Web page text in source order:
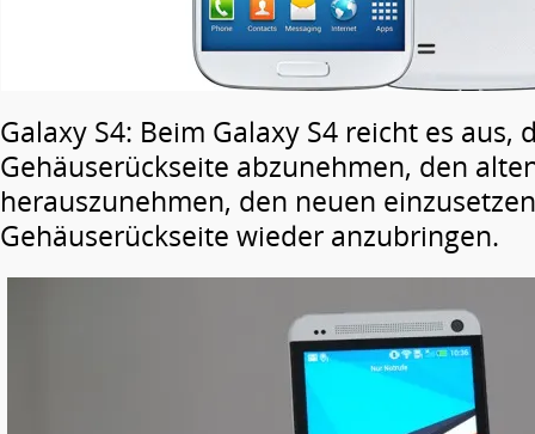
Galaxy S4: Beim Galaxy S4 reicht es aus,
Gehäuserückseite abzunehmen, den
herauszunehmen, den neuen
Gehäuserückseite wieder anzubringen.